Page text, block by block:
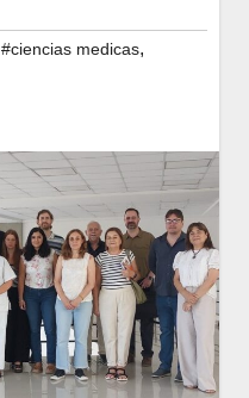
#ciencias medicas,